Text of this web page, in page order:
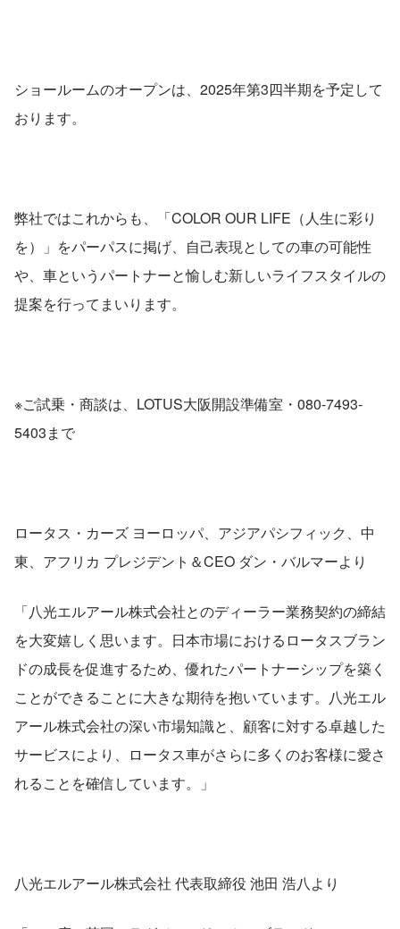
ショールームのオープンは、2025年第3四半期を予定して
おります。
弊社ではこれからも、「COLOR OUR LIFE（人生に彩り
を）」をパーパスに掲げ、自己表現としての車の可能性
や、車というパートナーと愉しむ新しいライフスタイルの
提案を行ってまいります。
※ご試乗・商談は、LOTUS大阪開設準備室・080-7493-
5403まで
ロータス・カーズ ヨーロッパ、アジアパシフィック、中
東、アフリカ プレジデント＆CEO ダン・バルマーより
「八光エルアール株式会社とのディーラー業務契約の締結
を大変嬉しく思います。日本市場におけるロータスブラン
ドの成長を促進するため、優れたパートナーシップを築く
ことができることに大きな期待を抱いています。八光エル
アール株式会社の深い市場知識と、顧客に対する卓越した
サービスにより、ロータス車がさらに多くのお客様に愛さ
れることを確信しています。」
八光エルアール株式会社 代表取締役 池田 浩八より